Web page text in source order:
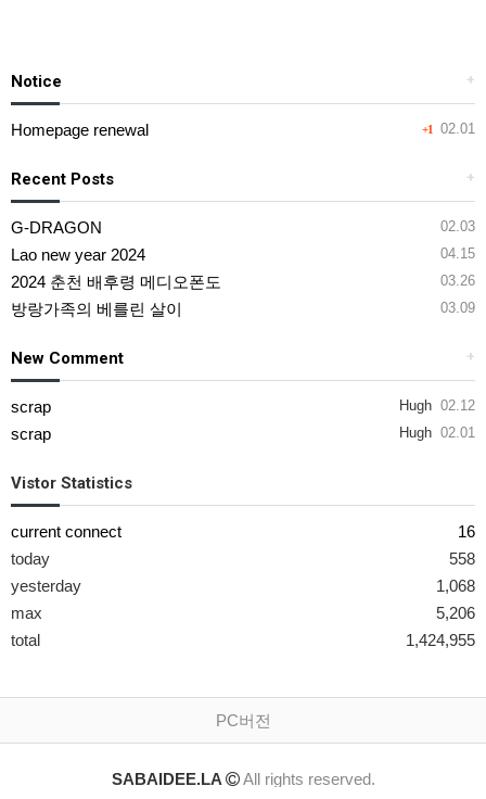
+
Notice
+1 02.01
Homepage renewal
+
Recent Posts
02.03
G-DRAGON
04.15
Lao new year 2024
03.26
2024 춘천 배후령 메디오폰도
03.09
방랑가족의 베를린 살이
+
New Comment
Hugh 02.12
scrap
Hugh 02.01
scrap
Vistor Statistics
current connect
16
today
558
yesterday
1,068
max
5,206
total
1,424,955
PC버전
SABAIDEE.LA All rights reserved.